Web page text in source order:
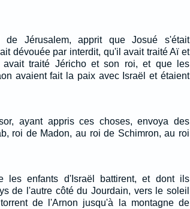
de Jérusalem, apprit que Josué s'était
dévouée par interdit, qu'il avait traité Aï et
traité Jéricho et son roi, et que les
avaient fait la paix avec Israël et étaient
ayant appris ces choses, envoya des
roi de Madon, au roi de Schimron, au roi
les enfants d'Israël battirent, et dont ils
de l'autre côté du Jourdain, vers le soleil
de l'Arnon jusqu'à la montagne de